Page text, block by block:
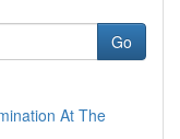
Go
At The